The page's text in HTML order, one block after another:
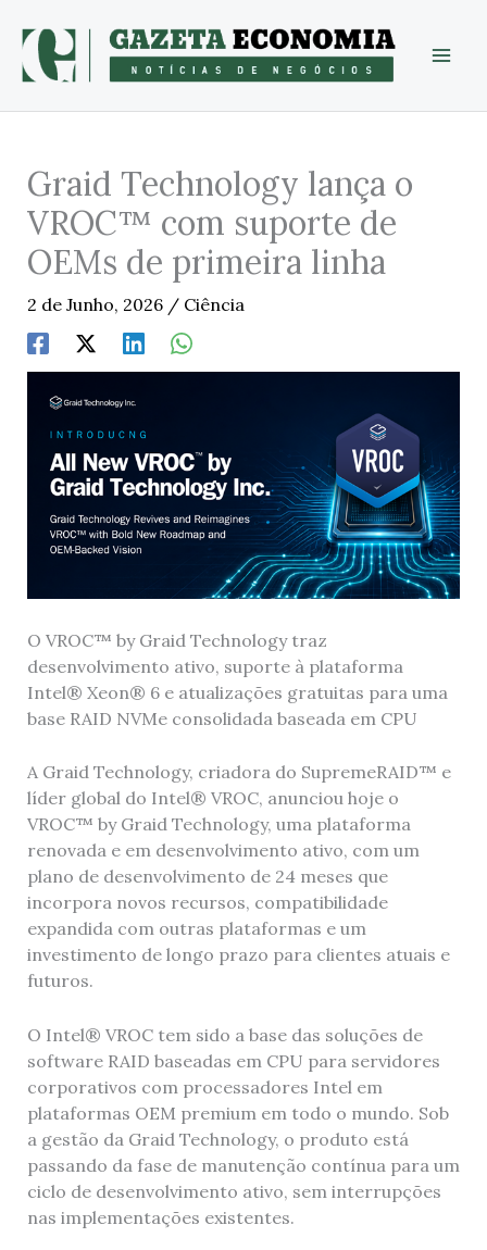
content
Graid Technology lança o
VROC™ com suporte de
OEMs de primeira linha
2 de Junho, 2026 / Ciência
O VROC™ by Graid Technology traz
desenvolvimento ativo, suporte à plataforma
Intel® Xeon® 6 e atualizações gratuitas para uma
base RAID NVMe consolidada baseada em CPU
A Graid Technology, criadora do SupremeRAID™ e
líder global do Intel® VROC, anunciou hoje o
VROC™ by Graid Technology, uma plataforma
renovada e em desenvolvimento ativo, com um
plano de desenvolvimento de 24 meses que
incorpora novos recursos, compatibilidade
expandida com outras plataformas e um
investimento de longo prazo para clientes atuais e
futuros.
O Intel® VROC tem sido a base das soluções de
software RAID baseadas em CPU para servidores
corporativos com processadores Intel em
plataformas OEM premium em todo o mundo. Sob
a gestão da Graid Technology, o produto está
passando da fase de manutenção contínua para um
ciclo de desenvolvimento ativo, sem interrupções
nas implementações existentes.